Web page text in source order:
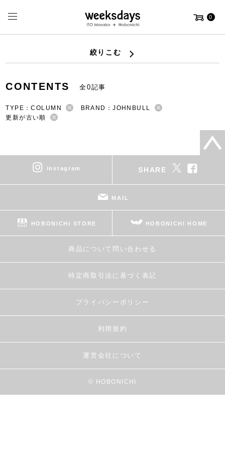
0
絞りこむ
CONTENTS 全0記事
TYPE：COLUMN
BRAND：JOHNBULL
更新が古い順
instagram SHARE
MAIL
HOBONICHI STORE HOBONICHI HOME
商品について問い合わせる
特定商取引法に基づく表記
プライバシーポリシー
利用規約
運営会社について
© HOBONICHI